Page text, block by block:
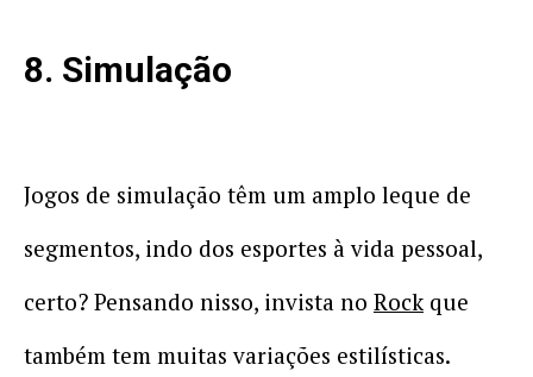
8. Simulação
Jogos de simulação têm um amplo leque de
segmentos, indo dos esportes à vida pessoal,
certo? Pensando nisso, invista no Rockque
também tem muitas variações estilísticas.